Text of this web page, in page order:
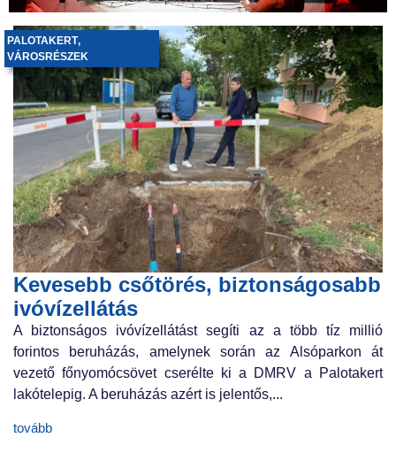
Kevesebb csőtörés, biztonságosabb
ivóvízellátás
PALOTAKERT,
VÁROSRÉSZEK
A biztonságos ivóvízellátást segíti az a több tíz millió
forintos beruházás, amelynek során az Alsóparkon át
vezető főnyomócsövet cserélte ki a DMRV a Palotakert
lakótelepig. A beruházás azért is jelentős,...
tovább